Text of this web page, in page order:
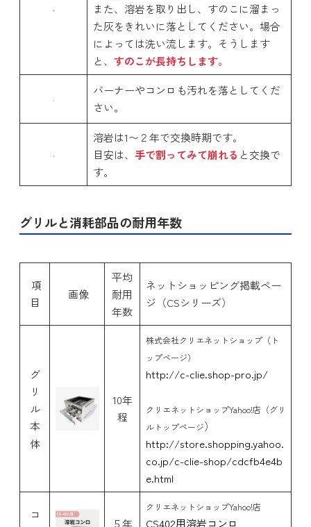
また、溶岩を取り出し、すのこに溜まっ
た灰をきれいに落としてください。場合
によっては洗い流します。そうします
と、 すのこが長持ちします。
バーナーやコンロも汚れを落としてくだ
さい。
溶岩は1〜２年で交換時期です。
目安は、 手で割ってみて崩れる と交換で
す。
グリルと消耗部品の耐用年数
項
目
画像
平均
耐用
年数
ネットショッピング掲載ペー
ジ（CSシリーズ）
グ
リ
ル
本
体
10年
程
株式会社クリエネットショップ（ト
ップページ）
http://c-clie.shop-pro.jp/
クリエネットショップYahoo!店（グリ
ルトップページ）
http://store.shopping.yahoo.
co.jp/c-clie-shop/cdcfb4e4b
e.html
コ
５年
クリエネットショップYahoo!店
CS402用溶岩コンロ